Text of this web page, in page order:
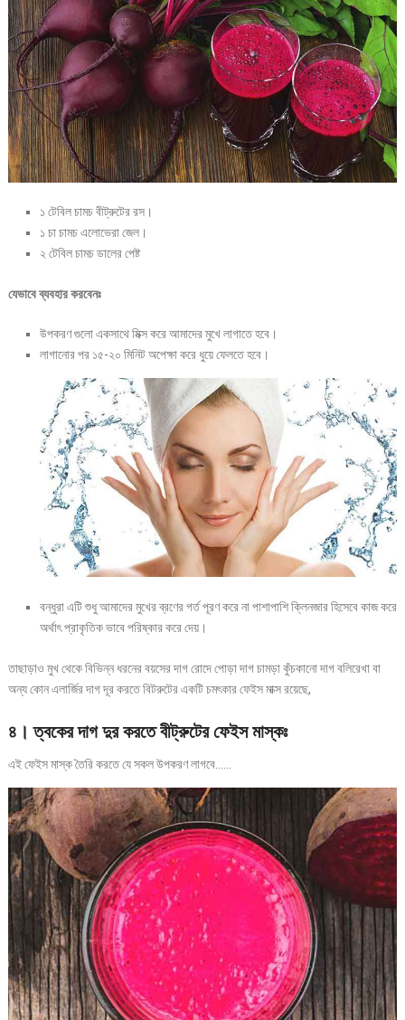
১ টেবিল চামচ বীট্রুটের রস।
১ চা চামচ এলোভেরা জেল।
২ টেবিল চামচ ডালের পেষ্ট
যেভাবে ব্যবহার করবেনঃ
উপকরণ গুলো একসাথে মিক্স করে আমাদের মুখে লাগাতে হবে।
লাগানোর পর ১৫-২০ মিনিট অপেক্ষা করে ধুয়ে ফেলতে হবে।
বন্ধুরা এটি শুধু আমাদের মুখের ব্রণের গর্ত পূরণ করে না পাশাপাশি ক্লিনজার হিসেবে কাজ করে
অর্থাৎ প্রাকৃতিক ভাবে পরিষ্কার করে দেয়।
তাছাড়াও মুখ থেকে বিভিন্ন ধরনের বয়সের দাগ রোদে পোড়া দাগ চামড়া কুঁচকানো দাগ বলিরেখা বা
অন্য কোন এলার্জির দাগ দূর করতে বিটরুটের একটি চমৎকার ফেইস মাক্স রয়েছে,
৪। ত্বকের দাগ দুর করতে বীট্রুটের ফেইস মাস্কঃ
এই ফেইস মাস্ক তৈরি করতে যে সকল উপকরণ লাগবে……